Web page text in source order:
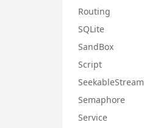
Routing
SQLite
SandBox
Script
SeekableStream
Semaphore
Service